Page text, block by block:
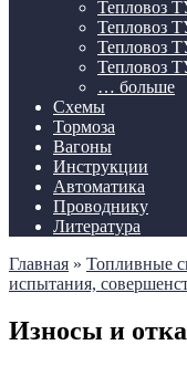
Тепловоз
Тепловоз
Тепловоз
Тепловоз
… больше
Схемы
Тормоза
Вагоны
Инструкции
Автоматика
Проводнику
Литература
Главная » Топливные
испытания,
Износы и